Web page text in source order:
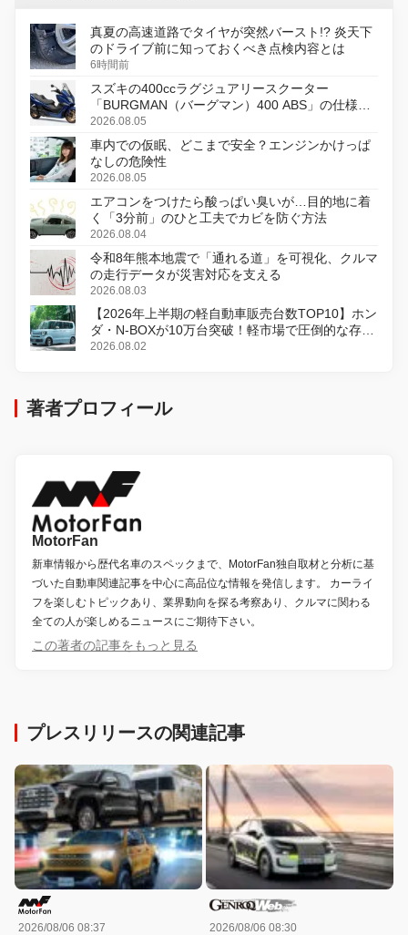
真夏の高速道路でタイヤが突然バースト!? 炎天下
のドライブ前に知っておくべき点検内容とは
6時間前
スズキの400ccラグジュアリースクーター
「BURGMAN（バーグマン）400 ABS」の仕様を
変更し、8月18日に発売
2026.08.05
車内での仮眠、どこまで安全？エンジンかけっぱ
なしの危険性
2026.08.05
エアコンをつけたら酸っぱい臭いが…目的地に着
く「3分前」のひと工夫でカビを防ぐ方法
2026.08.04
令和8年熊本地震で「通れる道」を可視化、クルマ
の走行データが災害対応を支える
2026.08.03
【2026年上半期の軽自動車販売台数TOP10】ホン
ダ・N-BOXが10万台突破！軽市場で圧倒的な存在
感
2026.08.02
著者プロフィール
MotorFan
新車情報から歴代名車のスペックまで、MotorFan独自取材と分析に基
づいた自動車関連記事を中心に高品位な情報を発信します。 カーライ
フを楽しむトピックあり、業界動向を探る考察あり、クルマに関わる
全ての人が楽しめるニュースにご期待下さい。
この著者の記事をもっと見る
プレスリリースの関連記事
2026/08/06 08:37 2026/08/06 08:30